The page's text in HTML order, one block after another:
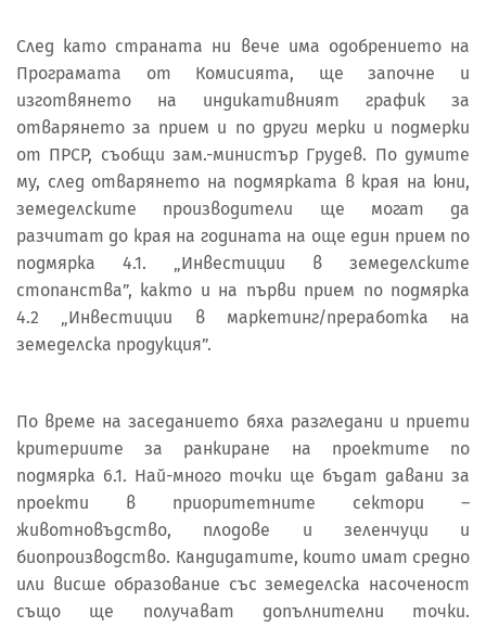
След като страната ни вече има одобрението на
Програмата от Комисията, ще започне и
изготвянето на индикативният график за
отварянето за прием и по други мерки и подмерки
от ПРСР, съобщи зам.-министър Грудев. По думите
му, след отварянето на подмярката в края на юни,
земеделските производители ще могат да
разчитат до края на годината на още един прием по
подмярка 4.1. „Инвестиции в земеделските
стопанства”, както и на първи прием по подмярка
4.2 „Инвестиции в маркетинг/преработка на
земеделска продукция”.
По време на заседанието бяха разгледани и приети
критериите за ранкиране на проектите по
подмярка 6.1. Най-много точки ще бъдат давани за
проекти в приоритетните сектори –
животновъдство, плодове и зеленчуци и
биопроизводство. Кандидатите, които имат средно
или висше образование със земеделска насоченост
също ще получават допълнителни точки.